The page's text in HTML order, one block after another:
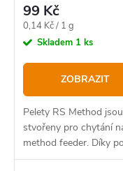
99 Kč
Měrná
cena:
0,14 Kč / 1 g
Skladem 1 ks
ZOBRAZIT
Pelety RS Method jsou
stvořeny pro chytání
method feeder. Díky
technologii výroby je